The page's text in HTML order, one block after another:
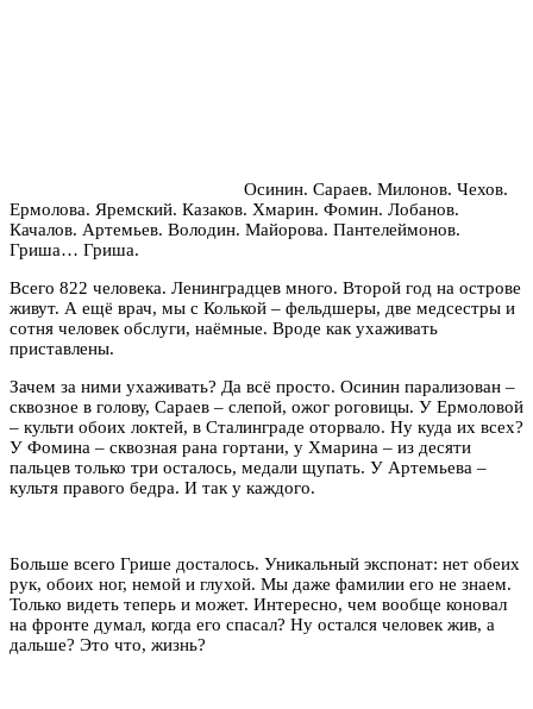
Осинин. Сараев. Милонов. Чехов.
Ермолова. Яремский. Казаков. Хмарин. Фомин. Лобанов.
Качалов. Артемьев. Володин. Майорова. Пантелеймонов.
Гриша… Гриша.
Всего 822 человека. Ленинградцев много. Второй год на острове
живут. А ещё врач, мы с Колькой – фельдшеры, две медсестры и
сотня человек обслуги, наёмные. Вроде как ухаживать
приставлены.
Зачем за ними ухаживать? Да всё просто. Осинин парализован –
сквозное в голову, Сараев – слепой, ожог роговицы. У Ермоловой
– культи обоих локтей, в Сталинграде оторвало. Ну куда их всех?
У Фомина – сквозная рана гортани, у Хмарина – из десяти
пальцев только три осталось, медали щупать. У Артемьева –
культя правого бедра. И так у каждого.
Больше всего Грише досталось. Уникальный экспонат: нет обеих
рук, обоих ног, немой и глухой. Мы даже фамилии его не знаем.
Только видеть теперь и может. Интересно, чем вообще коновал
на фронте думал, когда его спасал? Ну остался человек жив, а
дальше? Это что, жизнь?